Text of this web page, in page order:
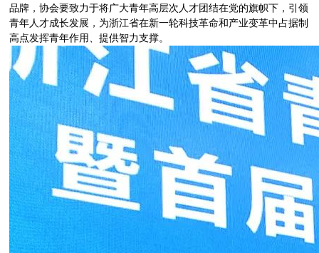
品牌，协会要致力于将广大青年高层次人才团结在党的旗帜下，引领
青年人才成长发展，为浙江省在新一轮科技革命和产业变革中占据制
高点发挥青年作用、提供智力支撑。